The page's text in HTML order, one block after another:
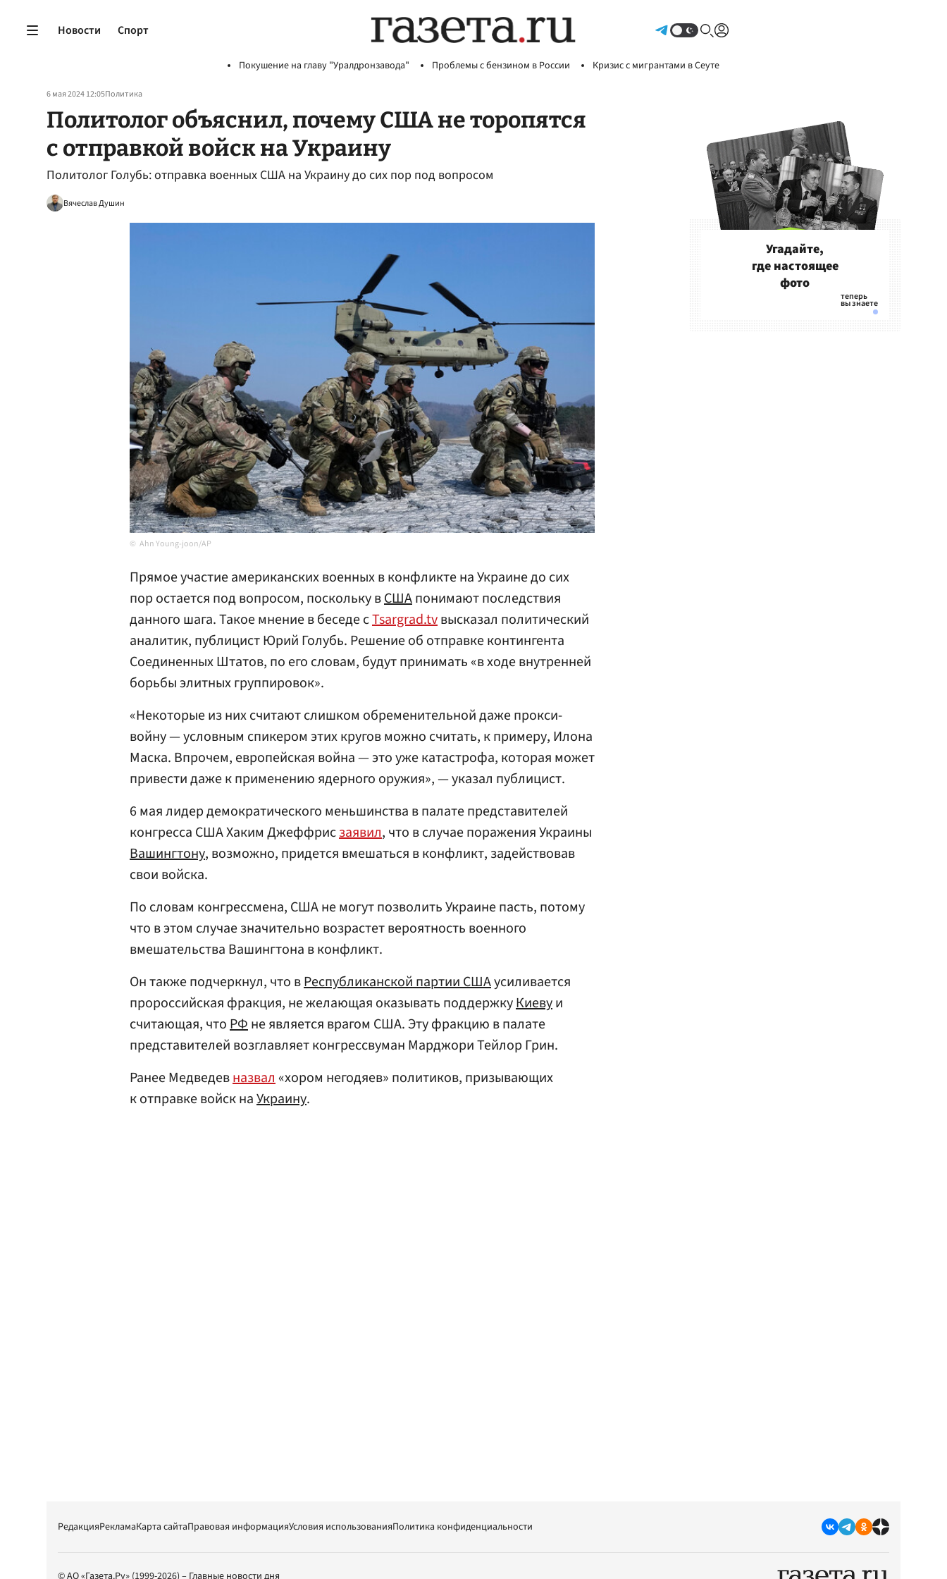
Новости Спорт
Покушение на главу "Уралдронзавода" Проблемы с бензином в России Кризис с мигрантами в Сеуте
6 мая 2024 12:05Политика
Политолог объяснил, почему США не торопятся
с отправкой войск на Украину
Политолог Голубь: отправка военных США на Украину до сих пор под вопросом
Вячеслав Душин
Ahn Young-joon/AP
Прямое участие американских военных в конфликте на Украине до сих
пор остается под вопросом, поскольку вСШАпонимают последствия
данного шага. Такое мнение в беседе сTsargrad.tvвысказал политический
аналитик, публицист Юрий Голубь. Решение об отправке контингента
Соединенных Штатов, по его словам, будут принимать «в ходе внутренней
борьбы элитных группировок».
«Некоторые из них считают слишком обременительной даже прокси-
войну — условным спикером этих кругов можно считать, к примеру, Илона
Маска. Впрочем, европейская война — это уже катастрофа, которая может
привести даже к применению ядерного оружия», — указал публицист.
6 мая лидер демократического меньшинства в палате представителей
конгресса США Хаким Джеффрисзаявил, что в случае поражения Украины
Вашингтону, возможно, придется вмешаться в конфликт, задействовав
свои войска.
По словам конгрессмена, США не могут позволить Украине пасть, потому
что в этом случае значительно возрастет вероятность военного
вмешательства Вашингтона в конфликт.
Он также подчеркнул, что вРеспубликанской партии СШАусиливается
пророссийская фракция, не желающая оказывать поддержкуКиевуи
считающая, чтоРФне является врагом США. Эту фракцию в палате
представителей возглавляет конгрессвуман Марджори Тейлор Грин.
Ранее Медведевназвал«хором негодяев» политиков, призывающих
к отправке войск наУкраину.
Угадайте,
где настоящее
фото
РедакцияРекламаКарта сайтаПравовая информацияУсловия использованияПолитика конфиденциальности
© АО «Газета.Ру» (1999-2026) – Главные новости дня